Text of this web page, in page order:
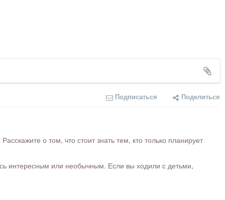
Подписаться Поделиться
о том, что стоит знать тем, кто только планирует
интересным или необычным. Если вы ходили с детьми,